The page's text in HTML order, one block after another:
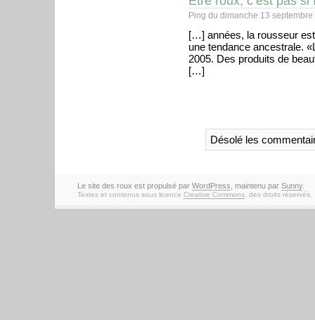
Ping du dimanche 13
[…] années, la rousseur
une tendance ancestrale.
2005. Des produits de
[…]
Désolé les
Le site des roux est propulsé par WordPress , maintenu par Sunny.
Textes et contenus sous licence Creative Commons, des droits réservés.